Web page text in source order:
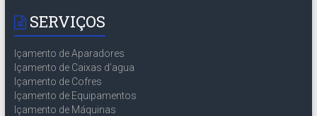
SERVIÇOS
Içamento de Aparadores
Içamento de Caixas d’agua
Içamento de Cofres
Içamento de Equipamentos
Içamento de Máquinas